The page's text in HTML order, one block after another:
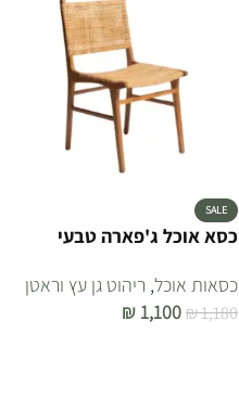
SALE
כסא אוכל ג'פארה טבעי
כסאות אוכל, ריהוט גן עץ וראטן
₪1,180
₪ 1,100